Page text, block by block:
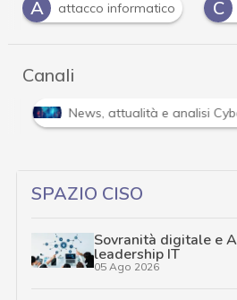
C
cyber attack D dati
Canali
Attacchi hacker e Malware:
SPAZIO CISO
Sovranità digitale e
leadership IT
05 Ago 2026